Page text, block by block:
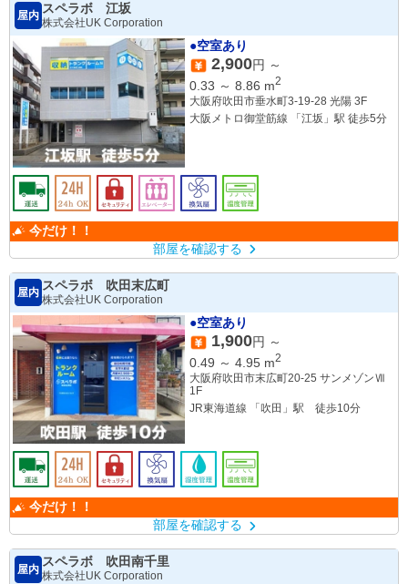
屋内
スペラボ 江坂
株式会社UK Corporation
●空室あり
2,900円 ～
0.33 ～ 8.86 m2
大阪府吹田市垂水町3-19-28 光陽 3F
大阪メトロ御堂筋線 「江坂」駅 徒歩5分
今だけ！！
部屋を確認する
屋内
スペラボ 吹田末広町
株式会社UK Corporation
●空室あり
1,900円 ～
0.49 ～ 4.95 m2
大阪府吹田市末広町20-25 サンメゾンⅦ
1F
JR東海道線 「吹田」駅 徒歩10分
今だけ！！
部屋を確認する
屋内
スペラボ 吹田南千里
株式会社UK Corporation